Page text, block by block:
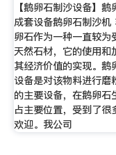
【鹅卵石制沙设备】
成套设备鹅卵石制沙机
卵石作为一种一直较为
天然石材，它的使用和
其经济价值的实现。鹅
设备是对该物料进行磨
的主要设备，在鹅卵石
占主要位置，受到了很
欢迎。我公司